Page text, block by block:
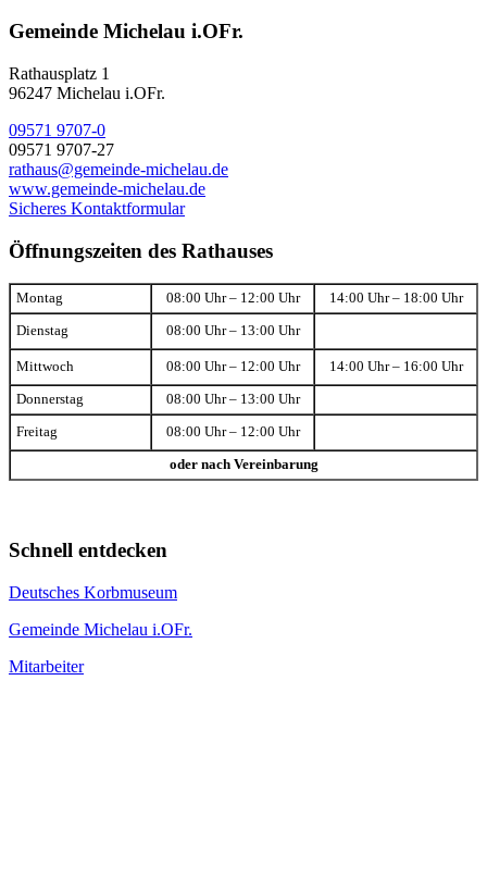
Gemeinde Michelau i.OFr.
Rathausplatz 1
96247 Michelau i.OFr.
09571 9707-0
09571 9707-27
rathaus@gemeinde-michelau.de
www.gemeinde-michelau.de
Sicheres Kontaktformular
Öffnungszeiten des Rathauses
Montag 08:00 Uhr – 12:00 Uhr 14:00 Uhr – 18:00 Uhr
Dienstag 08:00 Uhr – 13:00 Uhr
Mittwoch 08:00 Uhr – 12:00 Uhr 14:00 Uhr – 16:00 Uhr
Donnerstag 08:00 Uhr – 13:00 Uhr
Freitag 08:00 Uhr – 12:00 Uhr
oder nach Vereinbarung
Schnell entdecken
Deutsches Korbmuseum
Gemeinde Michelau i.OFr.
Mitarbeiter